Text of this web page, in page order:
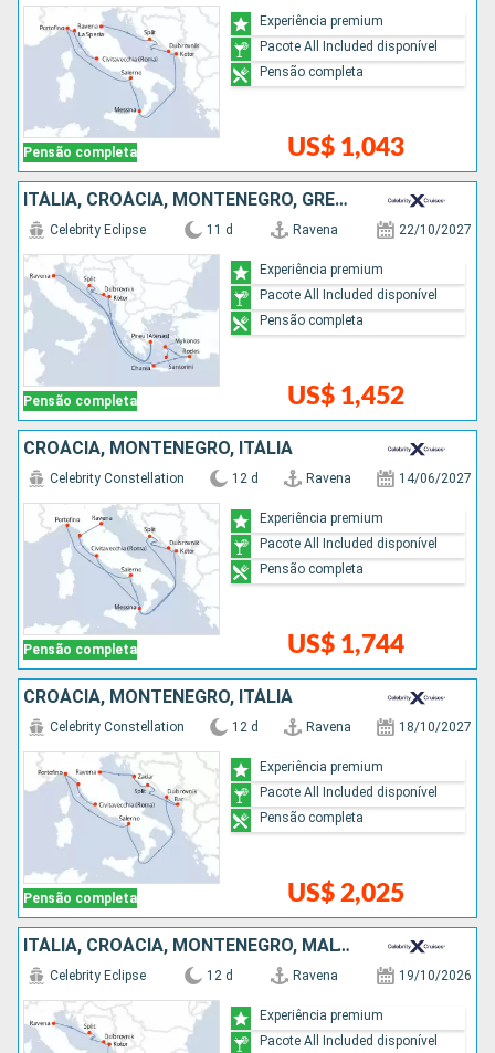
Pensão completa US$ 1,043
Experiência premium
Pacote All Included disponível
Pensão completa
ITÁLIA, CROÁCIA, MONTENEGRO, GRÉCIA
Pensão completa
Celebrity Eclipse 11 d Ravena 22/10/2027
US$ 1,452
Experiência premium
Pacote All Included disponível
Pensão completa
CROÁCIA, MONTENEGRO, ITÁLIA
Pensão completa
Celebrity Constellation 12 d Ravena 14/06/2027
US$ 1,744
Experiência premium
Pacote All Included disponível
Pensão completa
CROÁCIA, MONTENEGRO, ITÁLIA
Pensão completa
Celebrity Constellation 12 d Ravena 18/10/2027
US$ 2,025
Experiência premium
Pacote All Included disponível
Pensão completa
ITÁLIA, CROÁCIA, MONTENEGRO, MALTA, GRÉCIA
Celebrity Eclipse 12 d Ravena 19/10/2026
Experiência premium
Pacote All Included disponível